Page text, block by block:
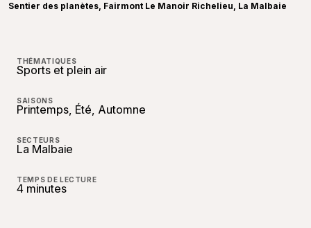
Sentier des planètes, Fairmont Le Manoir Richelieu, La Malbaie
THÉMATIQUES
Sports et plein air
SAISONS
Printemps, Été, Automne
SECTEURS
La Malbaie
TEMPS DE LECTURE
4 minutes